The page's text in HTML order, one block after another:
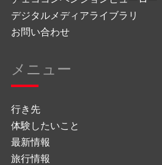
デジタルメディアライブラリ
お問い合わせ
メニュー
行き先
体験したいこと
最新情報
旅行情報